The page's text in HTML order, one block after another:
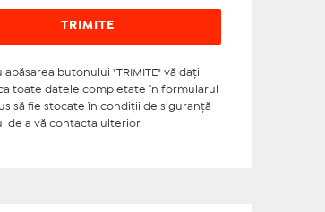
apăsarea butonului "TRIMITE" vă daţi
toate datele completate în formularul
să fie stocate în condiţii de siguranţă
de a vă contacta ulterior.